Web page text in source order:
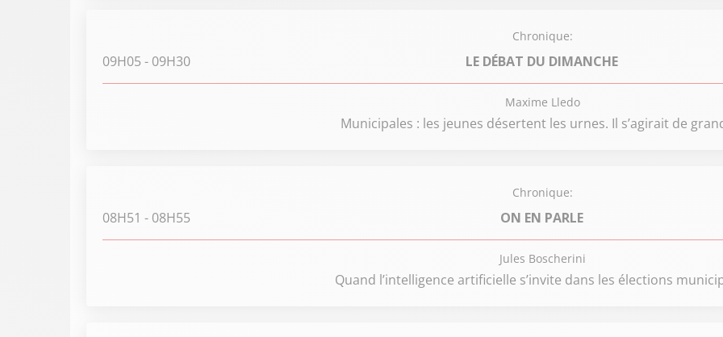
Chronique:
09H05 - 09H30 LE DÉBAT DU DIMANCHE
Maxime Lledo
Municipales : les jeunes désertent les urnes. Il s’agirait de
Chronique:
08H51 - 08H55 ON EN PARLE
Jules Boscherini
Quand l’intelligence artificielle s’invite dans les élections